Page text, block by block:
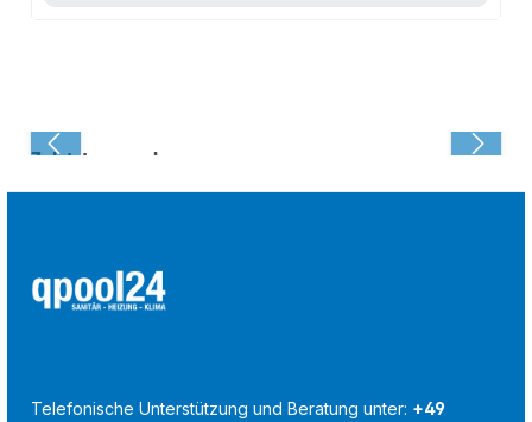
Zuletzt angesehen:
Telefonische Unterstützung und Beratung unter: +49